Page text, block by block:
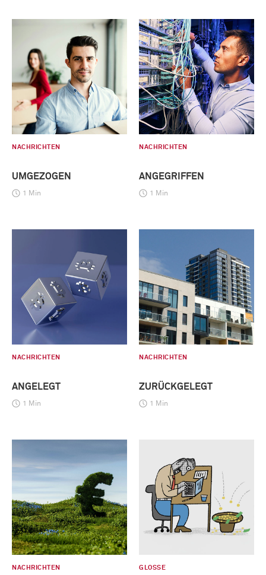
NACHRICHTEN
UMGEZOGEN
1 Min
NACHRICHTEN
ANGEGRIFFEN
1 Min
NACHRICHTEN
ANGELEGT
1 Min
NACHRICHTEN
ZURÜCKGELEGT
1 Min
NACHRICHTEN GLOSSE